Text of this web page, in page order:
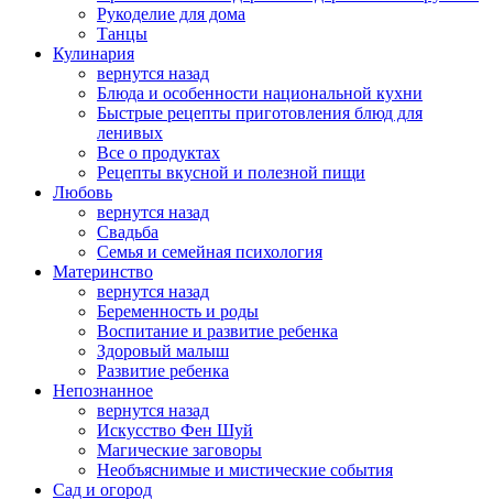
Рукоделие для дома
Танцы
Кулинария
вернутся назад
Блюда и особенности национальной кухни
Быстрые рецепты приготовления блюд для
ленивых
Все о продуктах
Рецепты вкусной и полезной пищи
Любовь
вернутся назад
Свадьба
Семья и семейная психология
Материнство
вернутся назад
Беременность и роды
Воспитание и развитие ребенка
Здоровый малыш
Развитие ребенка
Непознанное
вернутся назад
Искусство Фен Шуй
Магические заговоры
Необъяснимые и мистические события
Сад и огород